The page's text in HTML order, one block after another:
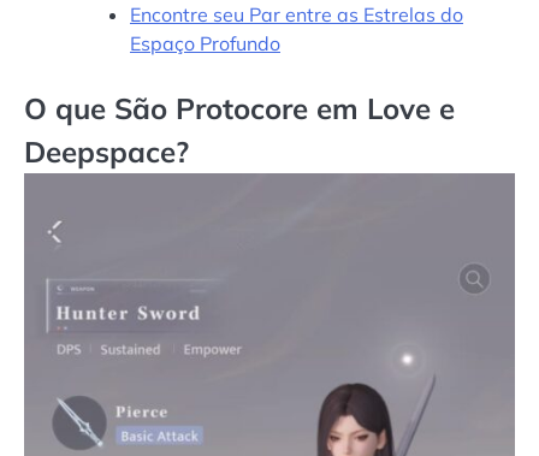
Encontre seu Par entre as Estrelas do
Espaço Profundo
O que São Protocore em Love e
Deepspace?